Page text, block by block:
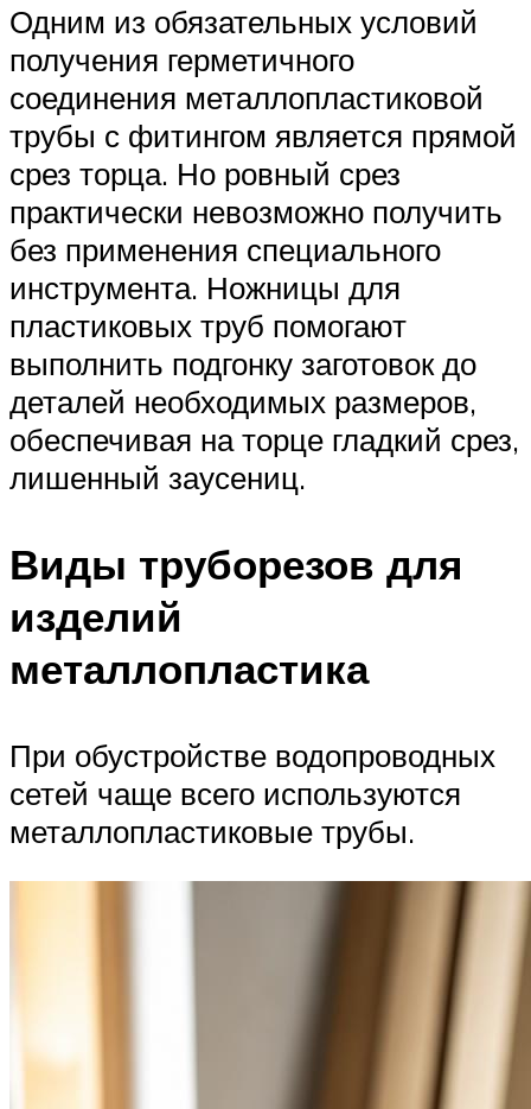
Одним из обязательных условий
получения герметичного
соединения металлопластиковой
трубы с фитингом является прямой
срез торца. Но ровный срез
практически невозможно получить
без применения специального
инструмента. Ножницы для
пластиковых труб помогают
выполнить подгонку заготовок до
деталей необходимых размеров,
обеспечивая на торце гладкий срез,
лишенный заусениц.
Виды труборезов для
изделий
металлопластика
При обустройстве водопроводных
сетей чаще всего используются
металлопластиковые трубы.